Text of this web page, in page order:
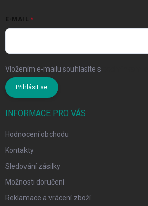
E-MAIL
Vložením e-mailu souhlasíte s
Přihlásit se
INFORMACE PRO VÁS
Hodnocení obchodu
Kontakty
Sledování zásilky
Možnosti doručení
Reklamace a vrácení zboží